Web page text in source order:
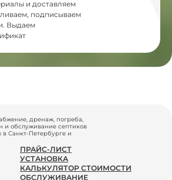
и доставляем
подписываем
Выдаем
дренаж, погреба,
и обслуживание септиков
Санкт-Петербурге и
ПРАЙС-ЛИСТ
УСТАНОВКА
КАЛЬКУЛЯТОР СТОИМОСТИ
ОБСЛУЖИВАНИЕ